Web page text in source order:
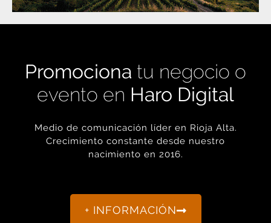
Promociona tu negocio o
evento en Haro Digital
Medio de comunicación líder en Rioja Alta.
Crecimiento constante desde nuestro
nacimiento en 2016.
+ INFORMACIÓN